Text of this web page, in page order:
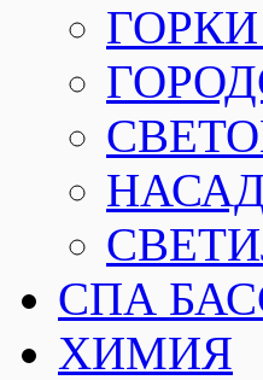
СПА
ХИМИЯ